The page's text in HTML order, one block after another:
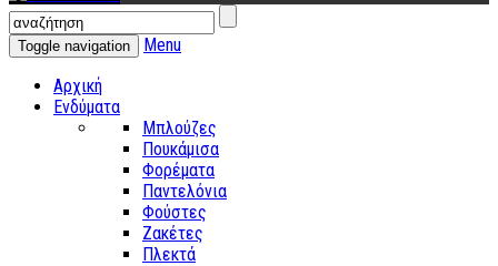
Toggle navigation
Menu
Αρχική
Ενδύματα
Μπλούζες
Πουκάμισα
Φορέματα
Παντελόνια
Φούστες
Ζακέτες
Πλεκτά